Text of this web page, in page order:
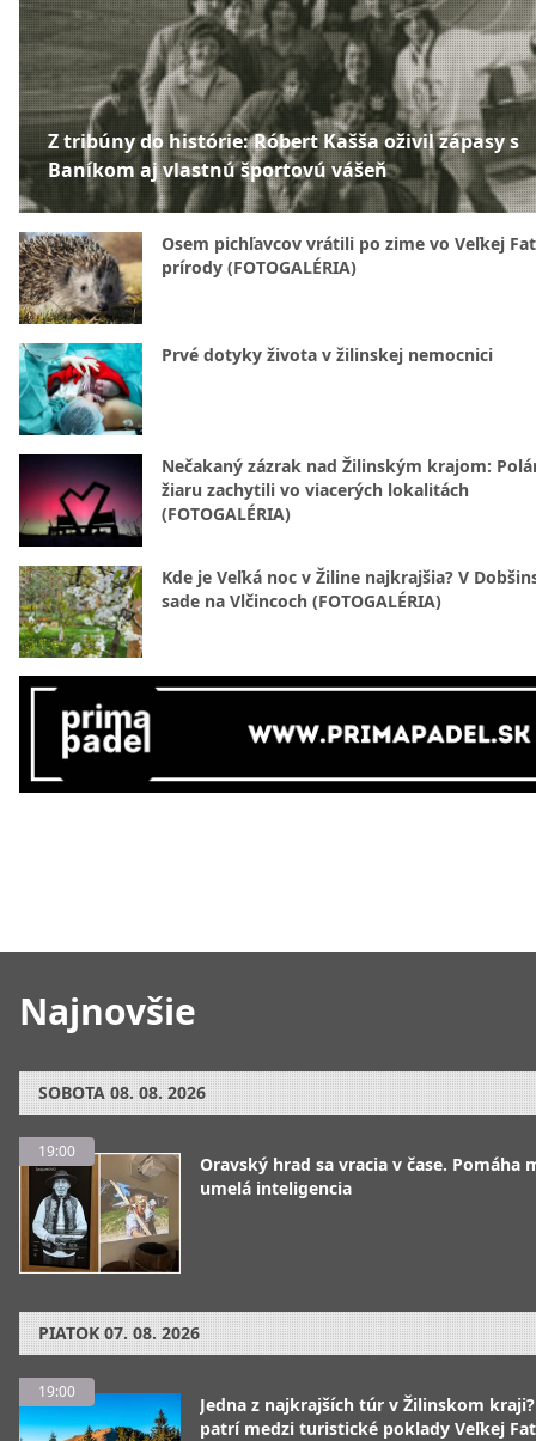
Najnovšie
SOBOTA 08. 08. 2026
19:00
Oravský hrad sa vracia v čase. Pomáha
umelá inteligencia
PIATOK 07. 08. 2026
19:00
Jedna z najkrajších túr v Žilinskom
patrí medzi turistické poklady Veľkej
Z tribúny do histórie: Róbert Kašša oživil zápasy s
Baníkom aj vlastnú športovú vášeň
Osem pichľavcov vrátili po zime vo Veľkej
prírody (FOTOGALÉRIA)
Prvé dotyky života v žilinskej nemocnici
Nečakaný zázrak nad Žilinským krajom:
žiaru zachytili vo viacerých lokalitách
(FOTOGALÉRIA)
Kde je Veľká noc v Žiline najkrajšia? V
sade na Vlčincoch (FOTOGALÉRIA)